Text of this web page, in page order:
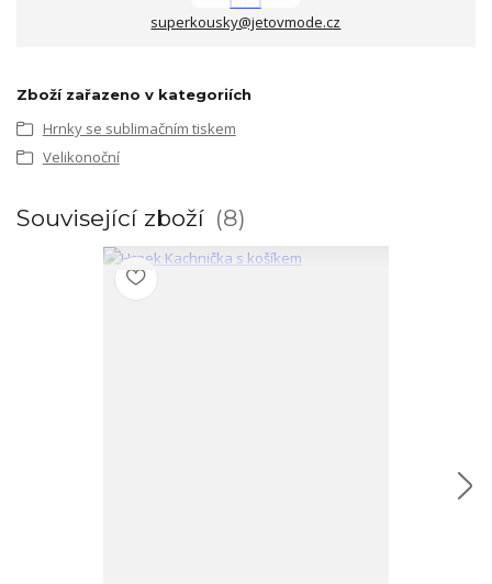
superkousky@jetovmode.cz
Zboží zařazeno v kategoriích
Hrnky se sublimačním tiskem
Velikonoční
Související zboží 8